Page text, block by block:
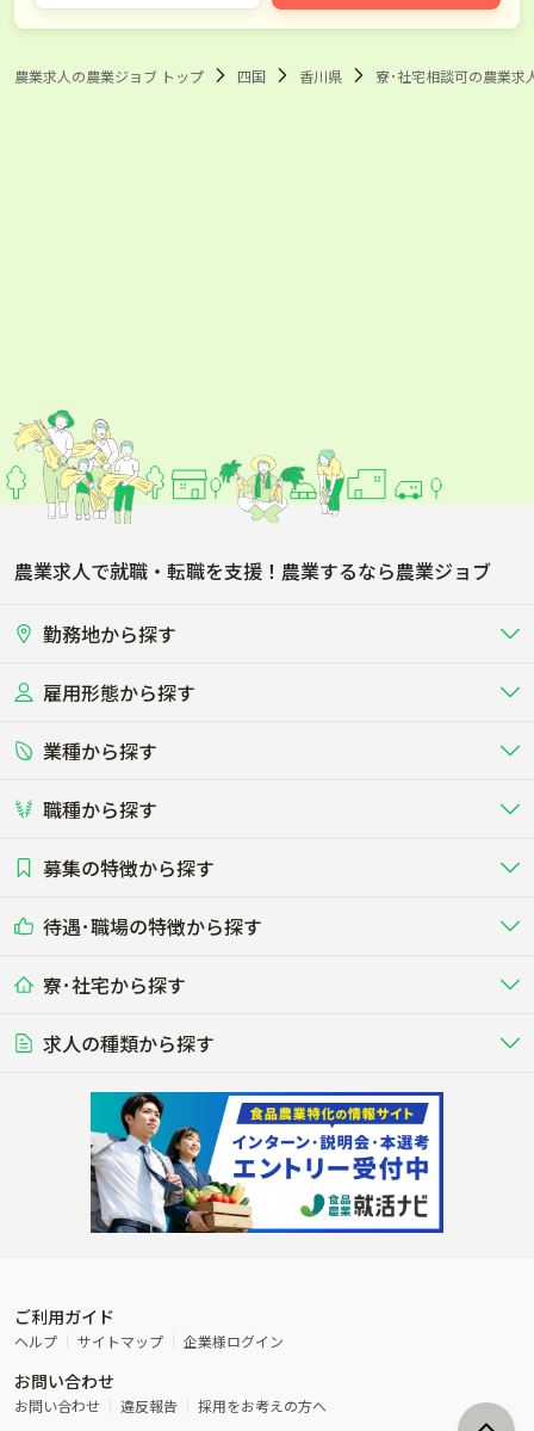
農業求人の農業ジョブ トップ 四国 香川県 寮･社宅相談可の農業求
農業求人で就職・転職を支援！農業するなら農業ジョブ
勤務地から探す
北海道
関東
東海
雇用形態から探す
正社員 バイト・アルバイト・パート
短期アルバイト
その他（独立・副業など）
業種から探す
畜産（酪農･肉牛･養豚･養鶏など）
酪農
する牧場
養豚
る養豚場
レースで活躍する馬の手入れや子馬
その他畜産
その他動物の畜産業（羊、ウズラな
ど）
畑・圃場で野菜・穀物を生産 ビニールハウスで多様な野菜の生産
稲作
ビニールハウスで観賞用植物の栽
植物工場
環境制御された工場で野菜の生産管
理
農業資材･肥料
農場設備・肥料・飼料の生産・流
農業用の機械・機材の開発・販
流通･商社
農産物・農産品の物流・卸し・輸出
入
製造･加工･販売 福祉
その他農業関連企業
ネス
その他業種
木材の植林・伐採・加工、または
漁業･養殖
魚介類の採捕・養殖、または水産加
工場
職種から探す
農場･牧場･現場職
専門職（獣医師･人工授精師･
研究･開発 WEB･IT
その他職種
募集の特徴から探す
未経験歓迎
学歴不問
50代採用実績あり
AT免許OK
内定まで最短1週間 管理者･幹部採用
待遇･職場の特徴から探す
社会保険完備
食事補助あり
年間休日100日以上
経験者優遇 独立支援可能
寮･社宅から探す
単身寮あり
寮･社宅相談可
求人の種類から探す
転職おまかせ求人
ご利用ガイド
ヘルプ サイトマップ 企業様ログイン
お問い合わせ
お問い合わせ 違反報告 採用をお考えの方へ